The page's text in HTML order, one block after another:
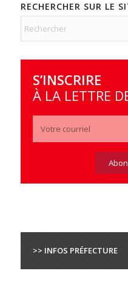
RECHERCHER SUR LE
S’INSCRIRE
À LA LETTRE
>> INFOS PRÉFECTURE